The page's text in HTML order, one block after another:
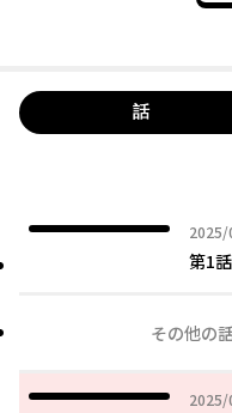
話
2025
第1
その他の
2025